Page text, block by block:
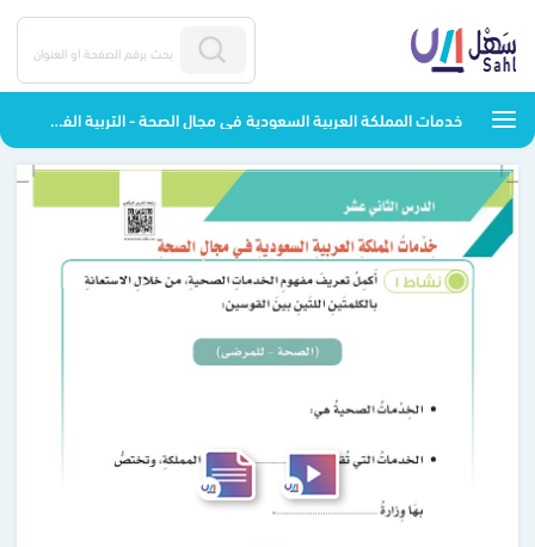
خدمات المملكة العربية السعودية في مجال الصحة - التربية الفكرية - ثالث متوسط